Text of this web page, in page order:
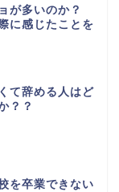
が多いのか？
に感じたことを
て辞める人はど
？？
を卒業できない